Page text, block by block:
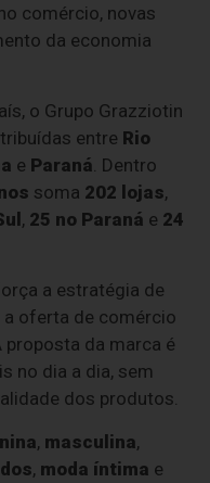
comércio, novas
da economia
o Grupo Grazziotin
entre Rio
e Paraná . Dentro
soma 202 lojas,
, 25 no Paraná e 24
a estratégia de
a oferta de comércio
proposta da marca é
no dia a dia, sem
dos produtos.
, masculina,
, moda íntima e